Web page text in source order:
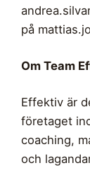
på
Om Team
Effektiv är
företaget
coaching,
och